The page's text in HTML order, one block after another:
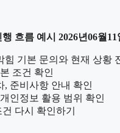
흐름 예시 2026년06월11
힘 기본 문의와 현재 상황
조건 확인
, 준비사항 안내 확인
인정보 활용 범위 확인
다시 확인하기